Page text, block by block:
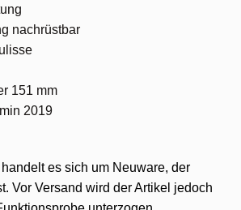
nachrüstbar
151 mm
2019
es sich um Neuware, der
Vor Versand wird der Artikel jedoch